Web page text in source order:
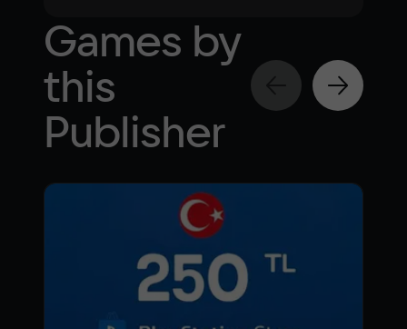
Games by
this
Publisher